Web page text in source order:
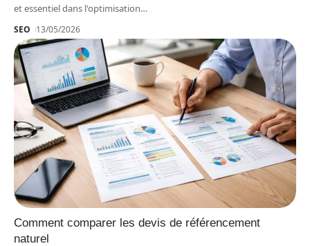
et essentiel dans l'optimisation…
SEO 13/05/2026
Comment comparer les devis de référencement
naturel